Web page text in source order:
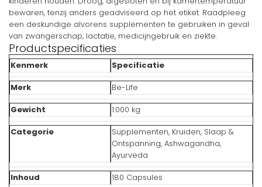
bewaren, tenzij anders geadviseerd op het etiket. Raadpleeg
een deskundige alvorens supplementen te gebruiken in geval
van zwangerschap, lactatie, medicijngebruik en ziekte.
Productspecificaties
Kenmerk
Specificatie
Merk
Be-Life
Gewicht
1.000 kg
Categorie
Supplementen, Kruiden, Slaap &
Ontspanning, Ashwagandha,
Ayurveda
Inhoud
180 Capsules